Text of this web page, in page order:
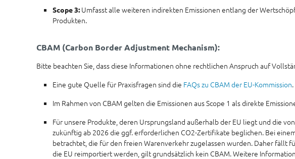
Scope 3: Umfasst alle weiteren indirekten Emissionen entlang der
Produkten.
CBAM (Carbon Border Adjustment Mechanism):
Bitte beachten Sie, dass diese Informationen ohne rechtlichen Anspruch auf
Eine gute Quelle für Praxisfragen sind die FAQs zu CBAM der EU-Kommission.
Im Rahmen von CBAM gelten die Emissionen aus Scope 1 als direkte
Für unsere Produkte, deren Ursprungsland außerhalb der EU liegt und die
zukünftig ab 2026 die ggf. erforderlichen CO2-Zertifikate beglichen. Bei
betrachtet, die für den freien Warenverkehr zugelassen wurden. Daher fällt
die EU reimportiert werden, gilt grundsätzlich kein CBAM. Weitere